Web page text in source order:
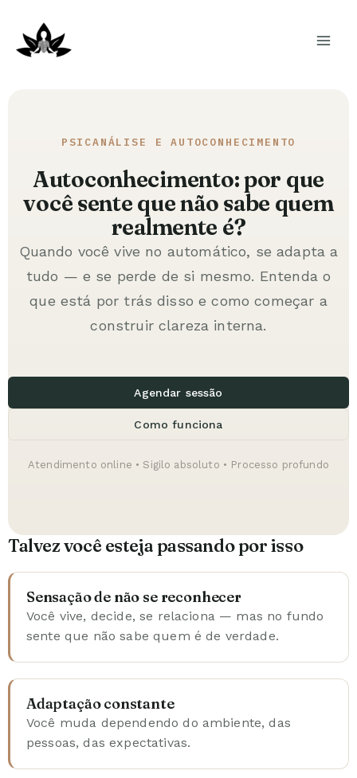
para
PSICANÁLISE E AUTOCONHECIMENTO
Autoconhecimento: por que
você sente que não sabe quem
realmente é?
Quando você vive no automático, se adapta a
tudo — e se perde de si mesmo. Entenda o
que está por trás disso e como começar a
construir clareza interna.
Agendar sessão
Como funciona
Atendimento online • Sigilo absoluto • Processo profundo
Talvez você esteja passando por isso
Sensação de não se reconhecer
Você vive, decide, se relaciona — mas no fundo
sente que não sabe quem é de verdade.
Adaptação constante
Você muda dependendo do ambiente, das
pessoas, das expectativas.